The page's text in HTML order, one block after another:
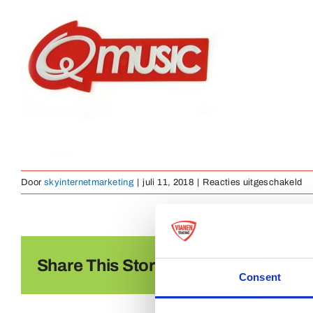
Consent
Door skyinternetmarketing juli 11, 2018 Reacties uitgeschakeld
Share This Story, Choose Your